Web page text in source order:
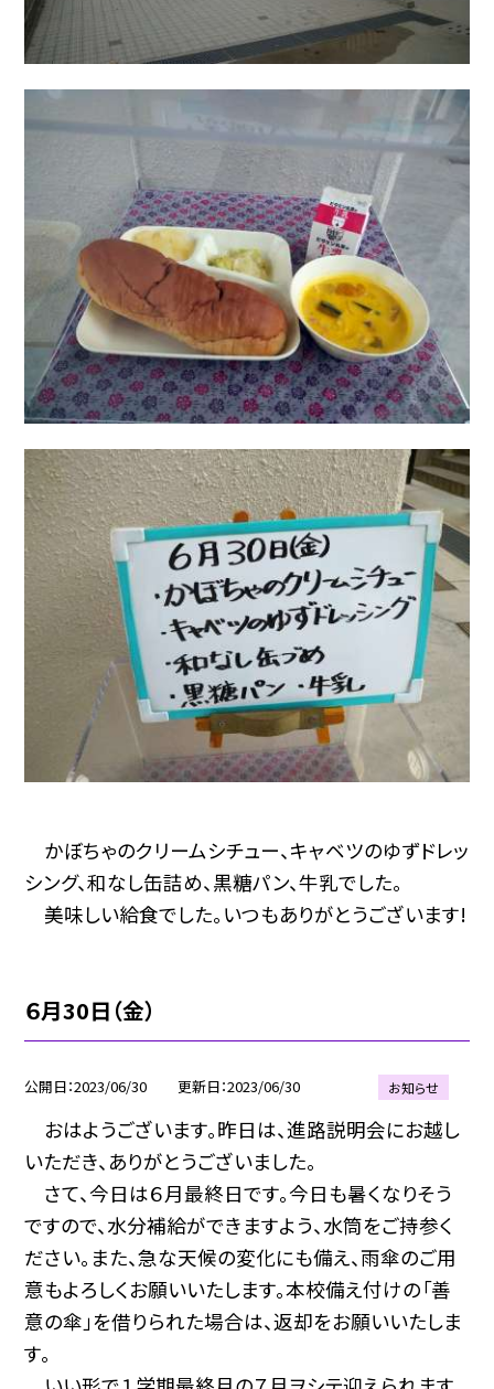
かぼちゃのクリームシチュー、キャベツのゆずドレッ
シング、和なし缶詰め、黒糖パン、牛乳でした。
美味しい給食でした。いつもありがとうございます!
６月30日（金）
公開日 2023/06/30 更新日 2023/06/30 お知らせ
おはようございます。昨日は、進路説明会にお越し
いただき、ありがとうございました。
さて、今日は６月最終日です。今日も暑くなりそう
ですので、水分補給ができますよう、水筒をご持参く
ださい。また、急な天候の変化にも備え、雨傘のご用
意もよろしくお願いいたします。本校備え付けの「善
意の傘」を借りられた場合は、返却をお願いいたしま
す。